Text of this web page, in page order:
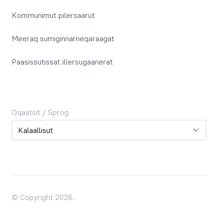
Kommunimut pilersaarut
Meeraq sumiginnarneqaraagat
Paasissutissat illersugaanerat
Oqaatsit / Sprog
Oqaatsit / Sprog
© Copyright 2026.